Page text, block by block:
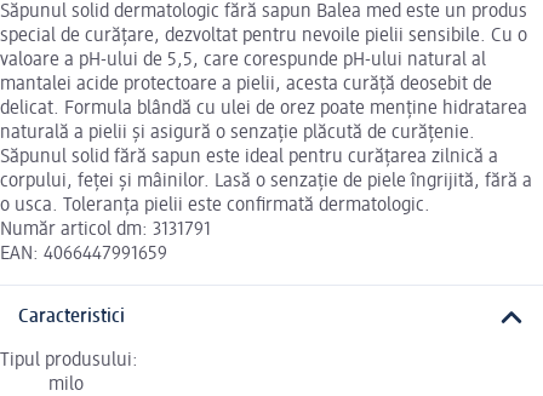
Săpunul solid dermatologic fără sapun Balea med este un produs
special de curățare, dezvoltat pentru nevoile pielii sensibile. Cu o
valoare a pH-ului de 5,5, care corespunde pH-ului natural al
mantalei acide protectoare a pielii, acesta curăță deosebit de
delicat. Formula blândă cu ulei de orez poate menține hidratarea
naturală a pielii și asigură o senzație plăcută de curățenie.
Săpunul solid fără sapun este ideal pentru curățarea zilnică a
corpului, feței și mâinilor. Lasă o senzație de piele îngrijită, fără a
o usca. Toleranța pielii este confirmată dermatologic.
Număr articol dm: 3131791
EAN: 4066447991659
Caracteristici
Tipul produsului:
milo